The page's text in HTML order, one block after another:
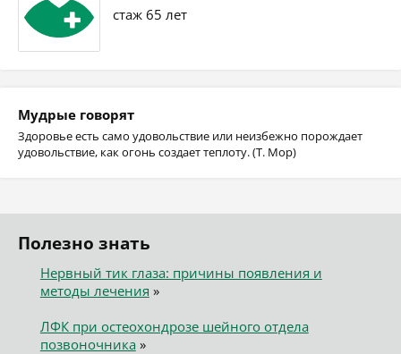
стаж 65 лет
Мудрые говорят
Здоровье есть само удовольствие или неизбежно порождает
удовольствие, как огонь создает теплоту. (Т. Мор)
Полезно знать
Нервный тик глаза: причины появления и
методы лечения »
ЛФК при остеохондрозе шейного отдела
позвоночника»